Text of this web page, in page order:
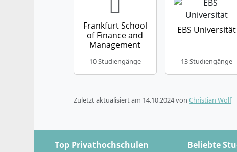
Frankfurt School
of Finance and
Management
10 Studiengänge
EBS Universität
13 Studiengänge
Zuletzt aktualisiert am 14.10.2024von Christian Wolf
Top Privathochschulen Beliebte